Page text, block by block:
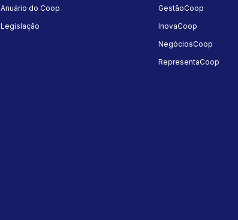
Anuário do Coop
Legislação
GestãoCoop
InovaCoop
NegóciosCoop
RepresentaCoop